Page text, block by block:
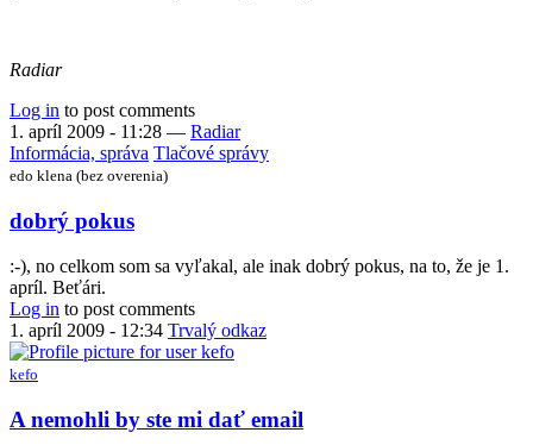
Radiar
Log in to post comments
1. apríl 2009 - 11:28 — Radiar
Informácia, správa Tlačové správy
edo klena (bez overenia)
dobrý pokus
:-), no celkom som sa vyľakal, ale inak dobrý pokus, na to, že je 1.
apríl. Beťári.
Log in to post comments
1. apríl 2009 - 12:34 Trvalý odkaz
kefo
A nemohli by ste mi dať email